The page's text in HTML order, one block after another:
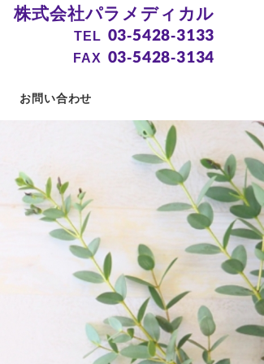
株式会社パラメディカル
TEL 03-5428-3133
FAX 03-5428-3134
お問い合わせ